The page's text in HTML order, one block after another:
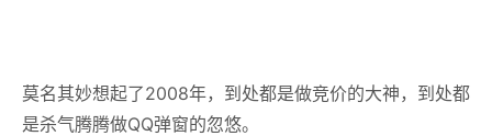
莫名其妙想起了2008年，到处都是做竞价的大神，到处都
是杀气腾腾做QQ弹窗的忽悠。